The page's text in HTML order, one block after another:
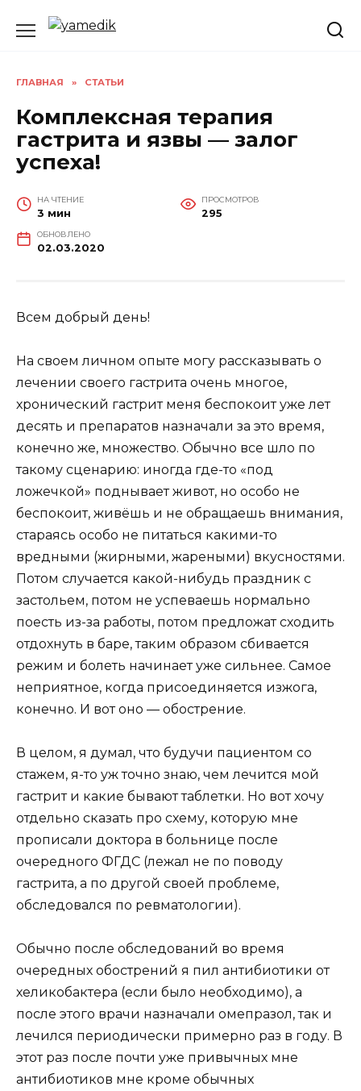
ГЛАВНАЯ » СТАТЬИ
Комплексная терапия
гастрита и язвы — залог
успеха!
НА ЧТЕНИЕ
3 мин
ПРОСМОТРОВ
295
ОБНОВЛЕНО
02.03.2020
Всем добрый день!
На своем личном опыте могу рассказывать о
лечении своего гастрита очень многое,
хронический гастрит меня беспокоит уже лет
десять и препаратов назначали за это время,
конечно же, множество. Обычно все шло по
такому сценарию: иногда где-то «под
ложечкой» поднывает живот, но особо не
беспокоит, живёшь и не обращаешь внимания,
стараясь особо не питаться какими-то
вредными (жирными, жареными) вкусностями.
Потом случается какой-нибудь праздник с
застольем, потом не успеваешь нормально
поесть из-за работы, потом предложат сходить
отдохнуть в баре, таким образом сбивается
режим и болеть начинает уже сильнее. Самое
неприятное, когда присоединяется изжога,
конечно. И вот оно — обострение.
В целом, я думал, что будучи пациентом со
стажем, я-то уж точно знаю, чем лечится мой
гастрит и какие бывают таблетки. Но вот хочу
отдельно сказать про схему, которую мне
прописали доктора в больнице после
очередного ФГДС (лежал не по поводу
гастрита, а по другой своей проблеме,
обследовался по ревматологии).
Обычно после обследований во время
очередных обострений я пил антибиотики от
хеликобактера (если было необходимо), а
после этого врачи назначали омепразол, так и
лечился периодически примерно раз в году. В
этот раз после почти уже привычных мне
антибиотиков мне кроме обычных